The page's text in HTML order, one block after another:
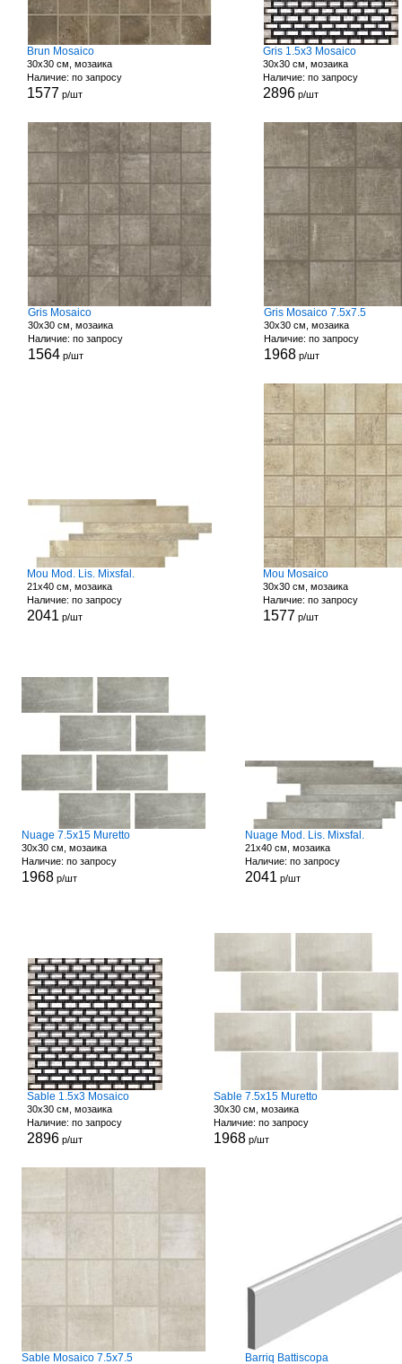
Brun Mosaico
30x30 см, мозаика
Наличие: по запросу
1577 р/шт
Gris 1.5x3 Mosaico
30x30 см, мозаика
Наличие: по запросу
2896 р/шт
Gris Mosaico
30x30 см, мозаика
Наличие: по запросу
1564р/шт
Gris Mosaico 7.5x7.5
30x30 см, мозаика
Наличие: по запросу
1968р/шт
Mou Mod. Lis. Mixsfal.
21x40 см, мозаика
Наличие: по запросу
2041 р/шт
Mou Mosaico
30x30 см, мозаика
Наличие: по запросу
1577 р/шт
Nuage 7.5x15 Muretto
30x30 см, мозаика
Наличие: по запросу
1968р/шт
Nuage Mod. Lis. Mixsfal.
21x40 см, мозаика
Наличие: по запросу
2041 р/шт
Sable 1.5x3 Mosaico
30x30 см, мозаика
Наличие: по запросу
2896 р/шт
Sable 7.5x15 Muretto
30x30 см, мозаика
Наличие: по запросу
1968 р/шт
Sable Mosaico 7.5x7.5 Barriq Battiscopa